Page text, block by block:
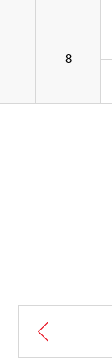
8